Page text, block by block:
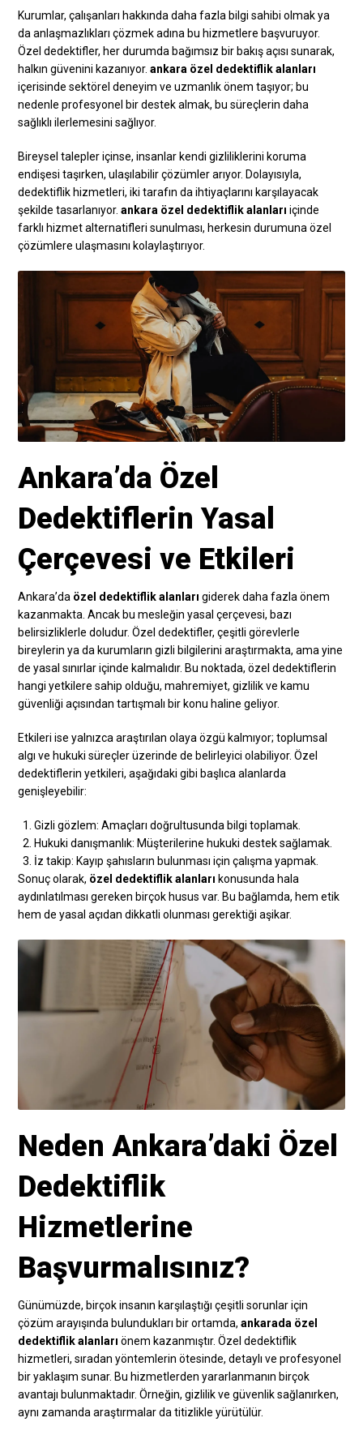
Kurumlar, çalışanları hakkında daha fazla bilgi sahibi olmak ya
da anlaşmazlıkları çözmek adına bu hizmetlere başvuruyor.
Özel dedektifler, her durumda bağımsız bir bakış açısı sunarak,
halkın güvenini kazanıyor.ankara özel dedektiflik alanları
içerisinde sektörel deneyim ve uzmanlık önem taşıyor; bu
nedenle profesyonel bir destek almak, bu süreçlerin daha
sağlıklı ilerlemesini sağlıyor.
Bireysel talepler içinse, insanlar kendi gizliliklerini koruma
endişesi taşırken, ulaşılabilir çözümler arıyor. Dolayısıyla,
dedektiflik hizmetleri, iki tarafın da ihtiyaçlarını karşılayacak
şekilde tasarlanıyor.ankara özel dedektiflik alanları içinde
farklı hizmet alternatifleri sunulması, herkesin durumuna özel
çözümlere ulaşmasını kolaylaştırıyor.
Ankara’da Özel
Dedektiflerin Yasal
Çerçevesi ve Etkileri
Ankara’da özel dedektiflik alanları giderek daha fazla önem
kazanmakta. Ancak bu mesleğin yasal çerçevesi, bazı
belirsizliklerle doludur. Özel dedektifler, çeşitli görevlerle
bireylerin ya da kurumların gizli bilgilerini araştırmakta, ama yine
de yasal sınırlar içinde kalmalıdır. Bu noktada, özel dedektiflerin
hangi yetkilere sahip olduğu, mahremiyet, gizlilik ve kamu
güvenliği açısından tartışmalı bir konu haline geliyor.
Etkileri ise yalnızca araştırılan olaya özgü kalmıyor; toplumsal
algı ve hukuki süreçler üzerinde de belirleyici olabiliyor. Özel
dedektiflerin yetkileri, aşağıdaki gibi başlıca alanlarda
genişleyebilir:
Gizli gözlem: Amaçları doğrultusunda bilgi toplamak.
Hukuki danışmanlık: Müşterilerine hukuki destek sağlamak.
İz takip: Kayıp şahısların bulunması için çalışma yapmak.
Sonuç olarak, özel dedektiflik alanları konusunda hala
aydınlatılması gereken birçok husus var. Bu bağlamda, hem etik
hem de yasal açıdan dikkatli olunması gerektiği aşikar.
Neden Ankara’daki Özel
Dedektiflik
Hizmetlerine
Başvurmalısınız?
Günümüzde, birçok insanın karşılaştığı çeşitli sorunlar için
çözüm arayışında bulundukları bir ortamda,ankarada özel
dedektiflik alanları önem kazanmıştır. Özel dedektiflik
hizmetleri, sıradan yöntemlerin ötesinde, detaylı ve profesyonel
bir yaklaşım sunar. Bu hizmetlerden yararlanmanın birçok
avantajı bulunmaktadır. Örneğin, gizlilik ve güvenlik sağlanırken,
aynı zamanda araştırmalar da titizlikle yürütülür.